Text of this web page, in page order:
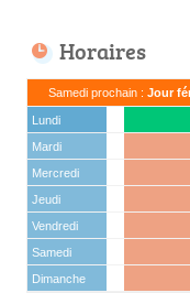
Horaires
Samedi prochain : Jour
Lundi
Mardi
Mercredi
Jeudi
Vendredi
Samedi
Dimanche